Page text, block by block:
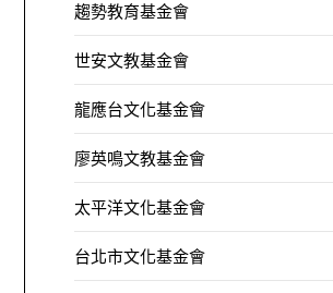
趨勢教育基金會
世安文教基金會
龍應台文化基金會
廖英鳴文教基金會
太平洋文化基金會
台北市文化基金會